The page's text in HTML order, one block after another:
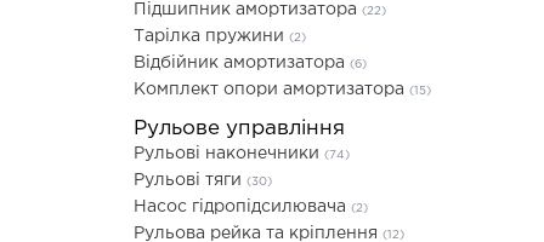
Підшипник амортизатора (22)
Тарілка пружини (2)
Відбійник амортизатора (6)
Комплект опори амортизатора (15)
Рульове управління
Рульові наконечники (74)
Рульові тяги (30)
Насос гідропідсилювача (2)
Рульова рейка та кріплення (12)